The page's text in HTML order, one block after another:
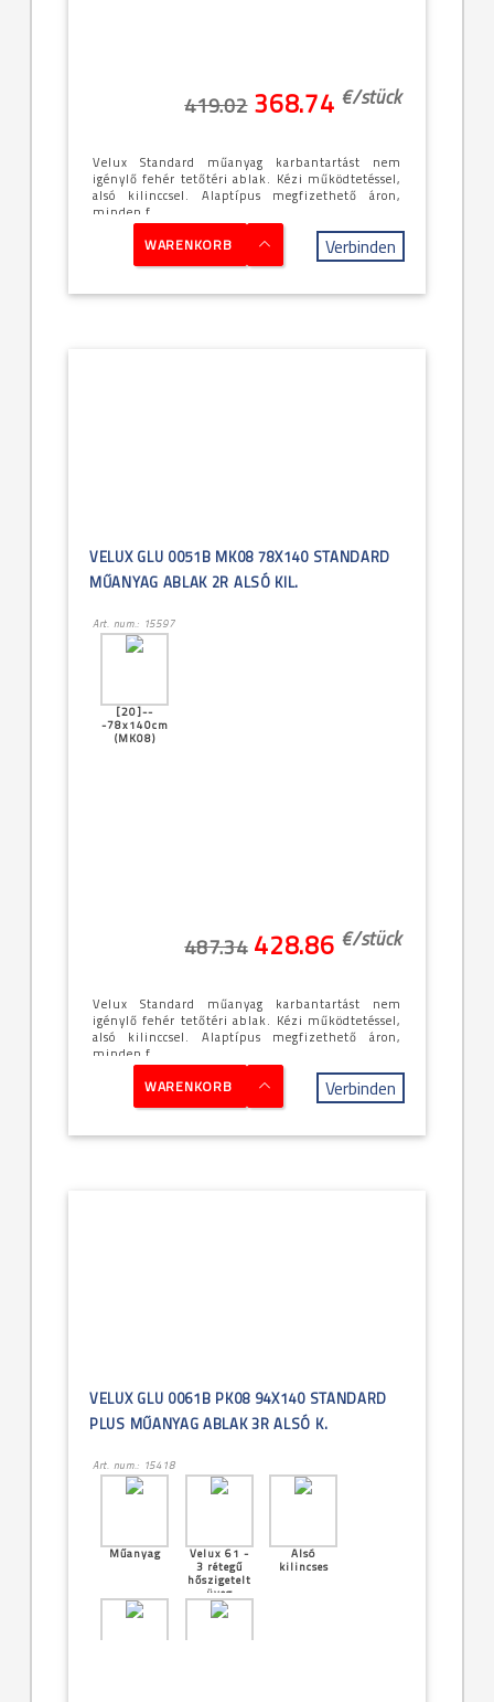
419.02 368.74 €/stück
Velux Standard műanyag karbantartást nem
igénylő fehér tetőtéri ablak. Kézi működtetéssel,
alsó kilinccsel. Alaptípus megfizethető áron,
minden f...
WARENKORB Verbinden
VELUX GLU 0051B MK08 78X140 STANDARD
MŰANYAG ABLAK 2R ALSÓ KIL.
Art. num.: 15597
[20]--
-78x140cm
(MK08)
487.34 428.86 €/stück
Velux Standard műanyag karbantartást nem
igénylő fehér tetőtéri ablak. Kézi működtetéssel,
alsó kilinccsel. Alaptípus megfizethető áron,
minden f...
WARENKORB Verbinden
VELUX GLU 0061B PK08 94X140 STANDARD
PLUS MŰANYAG ABLAK 3R ALSÓ K.
Art. num.: 15418
Műanyag
Velux 61 -
3 rétegű
hőszigetelt
üveg
Alsó
kilincses